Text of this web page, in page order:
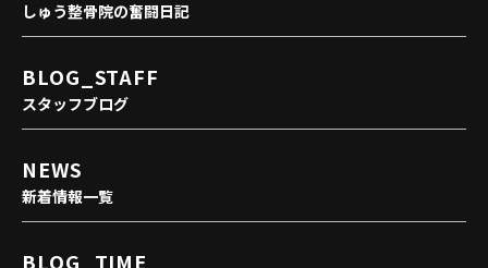
しゅう整骨院の奮闘日記
BLOG_STAFF
スタッフブログ
NEWS
新着情報一覧
BLOG_TIME